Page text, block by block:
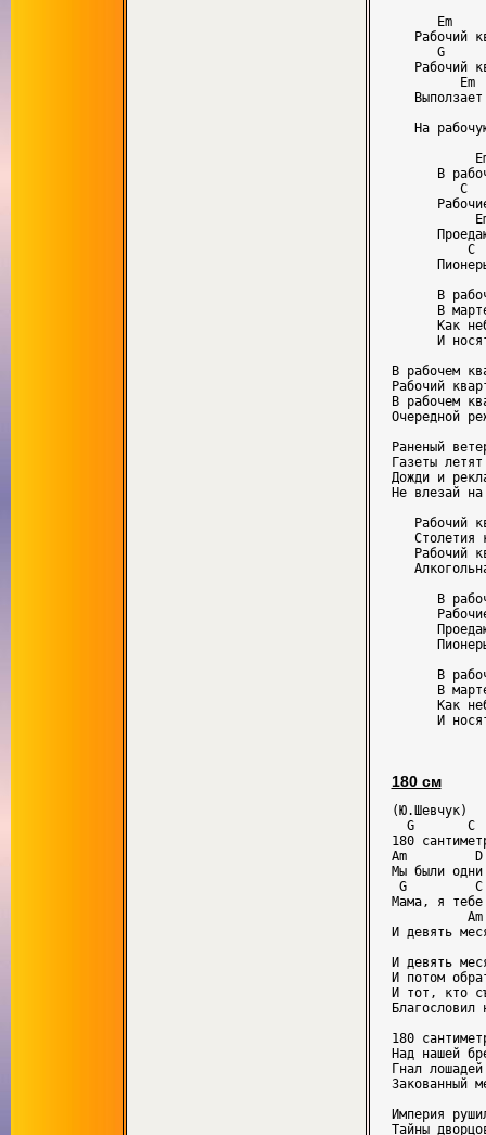
      Em
Рабочий
      G
Рабочий
         Em
На
В
C
C
В
В
Как
И
В рабочем
Рабочий
В рабочем
Очередной
Раненый
Газеты
Дожди и
Не влезай
Рабочий
Столетия
Рабочий
В
В
В
Как
180 см
(Ю.Шевчук)
  G       C
180
Am         D
Мы были одни
G         C
Мама, я
И девять
И девять
И потом
И тот, кто
Благословил
180
Hад нашей
Гнал
Закованный
Импеpия
Тайны